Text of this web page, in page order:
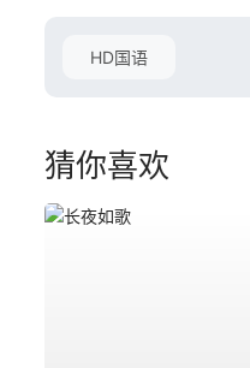
HD国语
猜你喜欢